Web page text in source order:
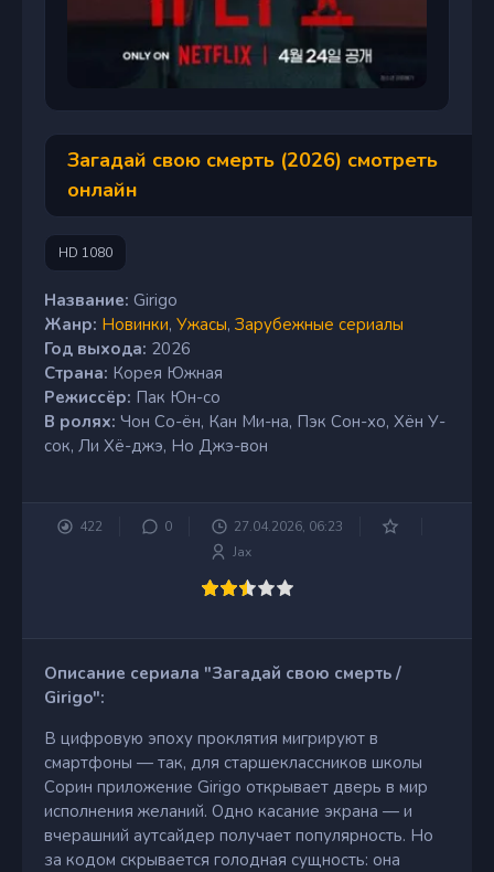
Загадай свою смерть (2026) смотреть
онлайн
HD 1080
Название: Girigo
Жанр: Новинки, Ужасы, Зарубежные сериалы
Год выхода: 2026
Страна: Корея Южная
Режиссёр: Пак Юн-со
В ролях: Чон Со-ён, Кан Ми-на, Пэк Сон-хо, Хён У-
сок, Ли Хё-джэ, Но Джэ-вон
422 0
27.04.2026, 06:23
Jax
Описание сериала "Загадай свою смерть /
Girigo":
В цифровую эпоху проклятия мигрируют в
смартфоны — так, для старшеклассников школы
Сорин приложение Girigo открывает дверь в мир
исполнения желаний. Одно касание экрана — и
вчерашний аутсайдер получает популярность. Но
за кодом скрывается голодная сущность: она